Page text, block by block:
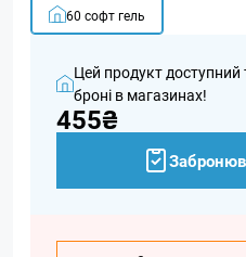
60 софт гель
Цей продукт доступний
броні в магазинах!
455₴